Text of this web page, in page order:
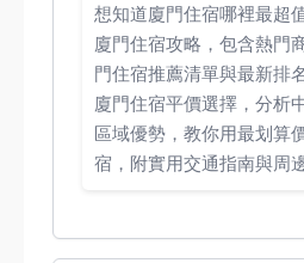
想知道廈門住宿哪裡最超
廈門住宿攻略，包含熱門
門住宿推薦清單與最新排
廈門住宿平價選擇，分析
區域優勢，教你用最划算
宿，附實用交通指南與周